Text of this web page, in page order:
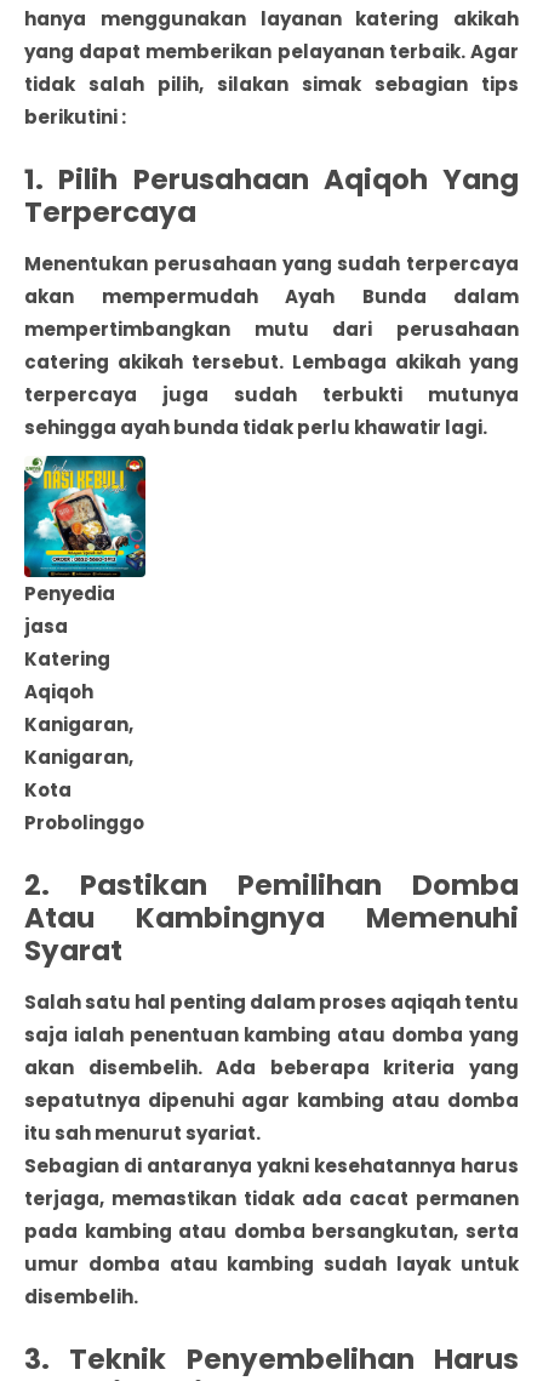
hanya menggunakan layanan katering akikah
yang dapat memberikan pelayanan terbaik. Agar
tidak salah pilih, silakan simak sebagian tips
berikutini :
1. Pilih Perusahaan Aqiqoh Yang
Terpercaya
Menentukan perusahaan yang sudah terpercaya
akan mempermudah Ayah Bunda dalam
mempertimbangkan mutu dari perusahaan
catering akikah tersebut. Lembaga akikah yang
terpercaya juga sudah terbukti mutunya
sehingga ayah bunda tidak perlu khawatir lagi.
Penyedia
jasa
Katering
Aqiqoh
Kanigaran,
Kanigaran,
Kota
Probolinggo
2. Pastikan Pemilihan Domba
Atau Kambingnya Memenuhi
Syarat
Salah satu hal penting dalam proses aqiqah tentu
saja ialah penentuan kambing atau domba yang
akan disembelih. Ada beberapa kriteria yang
sepatutnya dipenuhi agar kambing atau domba
itu sah menurut syariat.
Sebagian di antaranya yakni kesehatannya harus
terjaga, memastikan tidak ada cacat permanen
pada kambing atau domba bersangkutan, serta
umur domba atau kambing sudah layak untuk
disembelih.
3. Teknik Penyembelihan Harus